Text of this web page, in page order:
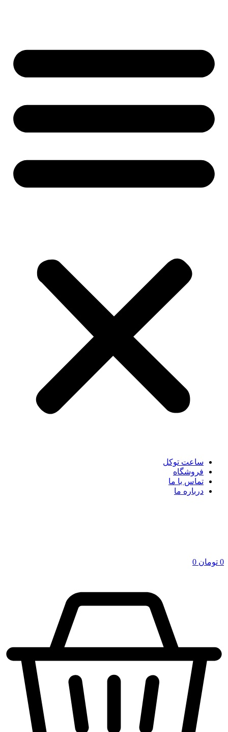
ساعت توکل
فروشگاه
تماس با ما
درباره ما
0 تومان 0